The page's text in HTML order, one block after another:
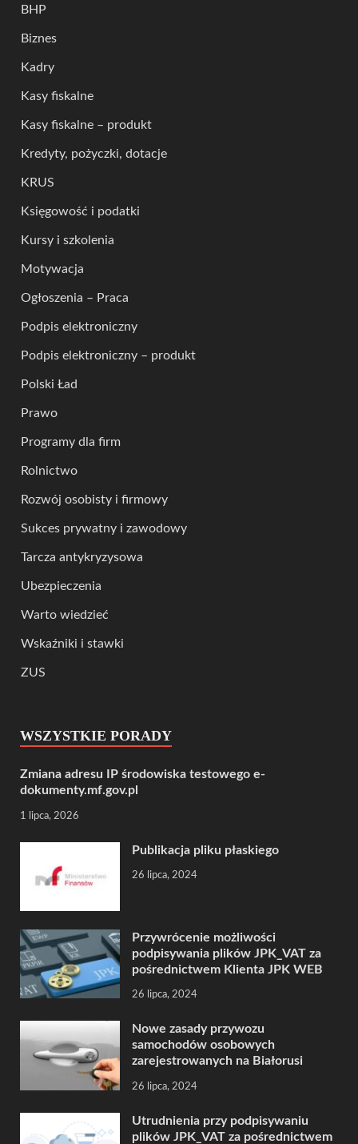
BHP
Biznes
Kadry
Kasy fiskalne
Kasy fiskalne – produkt
Kredyty, pożyczki, dotacje
KRUS
Księgowość i podatki
Kursy i szkolenia
Motywacja
Ogłoszenia – Praca
Podpis elektroniczny
Podpis elektroniczny – produkt
Polski Ład
Prawo
Programy dla firm
Rolnictwo
Rozwój osobisty i firmowy
Sukces prywatny i zawodowy
Tarcza antykryzysowa
Ubezpieczenia
Warto wiedzieć
Wskaźniki i stawki
ZUS
WSZYSTKIE PORADY
Zmiana adresu IP środowiska testowego e-
dokumenty.mf.gov.pl
1 lipca, 2026
Publikacja pliku płaskiego
26 lipca, 2024
Przywrócenie możliwości
podpisywania plików JPK_VAT za
pośrednictwem Klienta JPK WEB
26 lipca, 2024
Nowe zasady przywozu
samochodów osobowych
zarejestrowanych na Białorusi
26 lipca, 2024
Utrudnienia przy podpisywaniu
plików JPK_VAT za pośrednictwem